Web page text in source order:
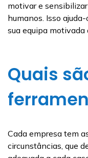
motivar e
humanos. Isso
sua equipa motivada
Quais
Cada empresa tem
circunstâncias, que